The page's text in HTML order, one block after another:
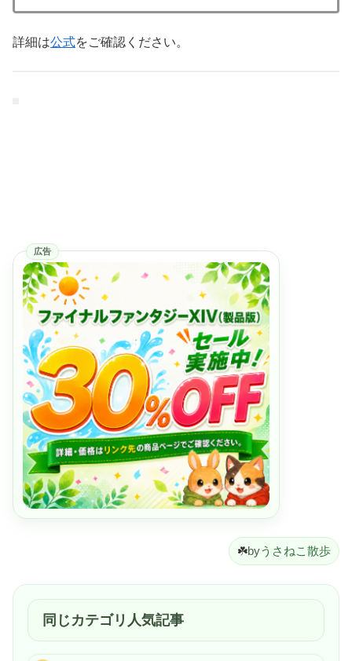
詳細は公式をご確認ください。
広告
☘️byうさねこ散歩
同じカテゴリ人気記事